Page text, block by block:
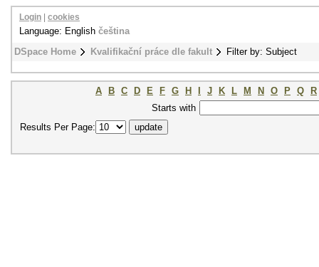
DSpace Home Kvalifikační práce dle fakult Filter by: Subject
Login cookies
Language: English čeština
A B C D E F G H J K L M N O P Q
R
Starts with
Results Per Page: